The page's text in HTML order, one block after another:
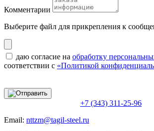
Комментарии
Выберите файл для прикрепления к
даю согласие на обработку
соответствии с «Политикой
+7 (343) 311-25-96
Email: nttzm@tagil-steel.ru